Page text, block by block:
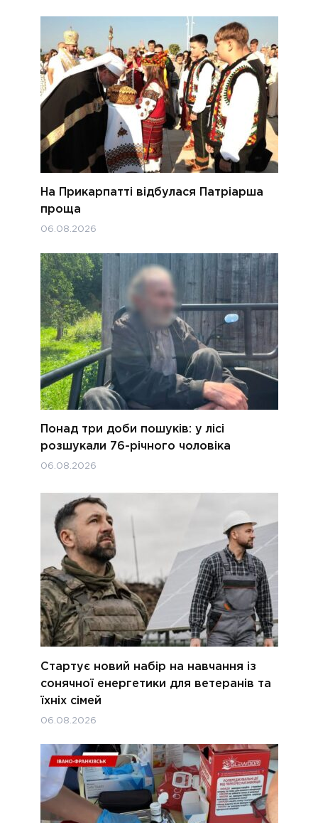
На Прикарпатті відбулася Патріарша
проща
06.08.2026
Понад три доби пошуків: у лісі
розшукали 76-річного чоловіка
06.08.2026
Стартує новий набір на навчання із
сонячної енергетики для ветеранів та
їхніх сімей
06.08.2026